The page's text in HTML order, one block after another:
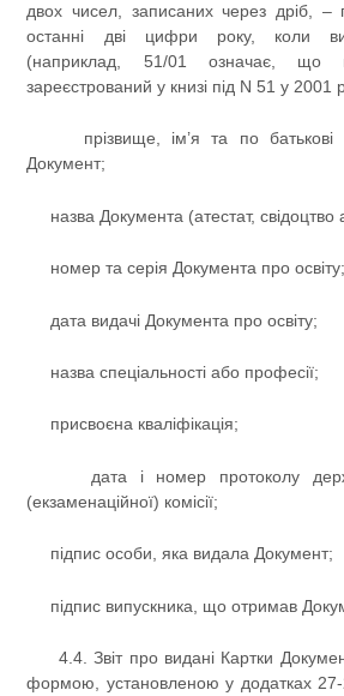
двох чисел, записаних через дріб, –
останні дві цифри року, коли
(наприклад, 51/01 означає, що
зареєстрований у книзі під N 51 у 2001
прізвище, ім’я та по батькові
Документ;
назва Документа (атестат,
номер та серія Документа про освіту;
дата видачі Документа про освіту;
назва спеціальності або професії;
присвоєна кваліфікація;
дата і номер протоколу
(екзаменаційної) комісії;
підпис особи, яка видала Документ;
підпис випускника, що отримав
4.4. Звіт про видані Картки
формою, установленою у додатках 27-